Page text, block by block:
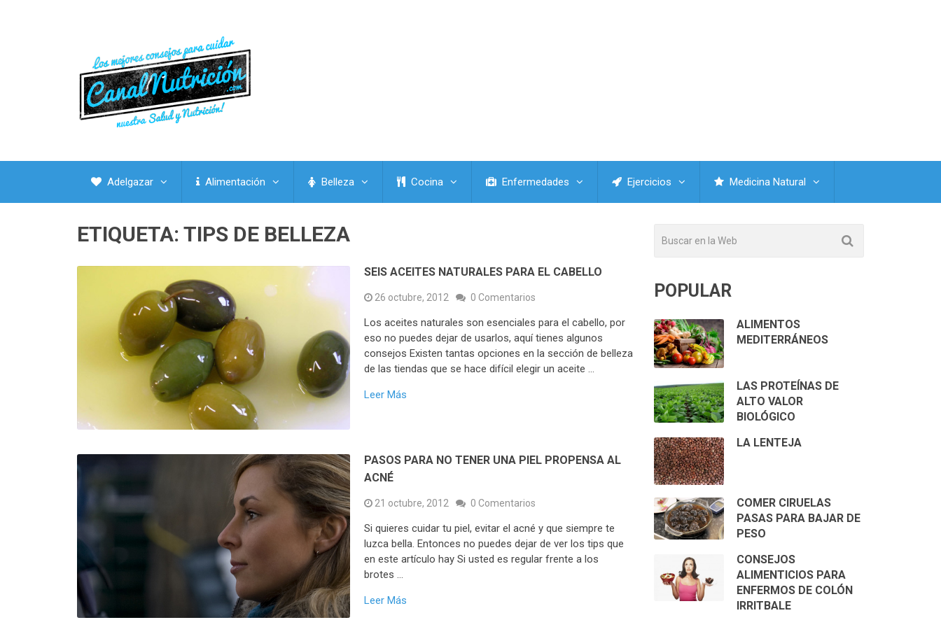
Adelgazar Alimentación Belleza Cocina Enfermedades Ejercicios Medicina Natural
ETIQUETA: TIPS DE BELLEZA
SEIS ACEITES NATURALES PARA EL CABELLO
26 octubre, 2012 0 Comentarios
Los aceites naturales son esenciales para el cabello, por
eso no puedes dejar de usarlos, aquí tienes algunos
consejos Existen tantas opciones en la sección de belleza
de las tiendas que se hace difícil elegir un aceite …
Leer Más
PASOS PARA NO TENER UNA PIEL PROPENSA AL
ACNÉ
21 octubre, 2012 0 Comentarios
Si quieres cuidar tu piel, evitar el acné y que siempre te
luzca bella. Entonces no puedes dejar de ver los tips que
en este artículo hay Si usted es regular frente a los
brotes …
Leer Más
POPULAR
ALIMENTOS
MEDITERRÁNEOS
LAS PROTEÍNAS DE
ALTO VALOR
BIOLÓGICO
LA LENTEJA
COMER CIRUELAS
PASAS PARA BAJAR DE
PESO
CONSEJOS
ALIMENTICIOS PARA
ENFERMOS DE COLÓN
IRRITBALE